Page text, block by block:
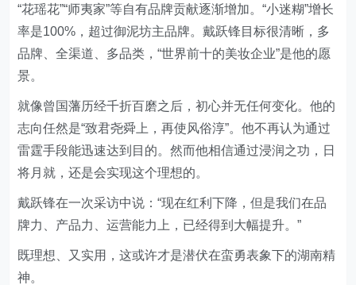
“花瑶花”“师夷家”等自有品牌贡献逐渐增加。“小迷糊”增长
率是100%，超过御泥坊主品牌。戴跃锋目标很清晰，多
品牌、全渠道、多品类，“世界前十的美妆企业”是他的愿
景。
就像曾国藩历经千折百磨之后，初心并无任何变化。他的
志向任然是“致君尧舜上，再使风俗淳”。他不再认为通过
雷霆手段能迅速达到目的。然而他相信通过浸润之功，日
将月就，还是会实现这个理想的。
戴跃锋在一次采访中说：“现在红利下降，但是我们在品
牌力、产品力、运营能力上，已经得到大幅提升。”
既理想、又实用，这或许才是潜伏在蛮勇表象下的湖南精
神。